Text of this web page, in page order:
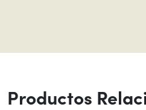
Productos